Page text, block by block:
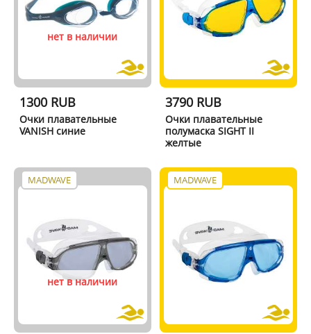
нет в наличии
1300 RUB
Очки плавательные
VANISH синие
3790 RUB
Очки плавательные
полумаска SIGHT II
желтые
MADWAVE
нет в наличии
MADWAVE